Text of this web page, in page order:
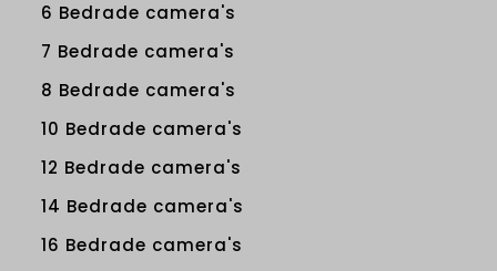
6 Bedrade camera's
7 Bedrade camera's
8 Bedrade camera's
10 Bedrade camera's
12 Bedrade camera's
14 Bedrade camera's
16 Bedrade camera's